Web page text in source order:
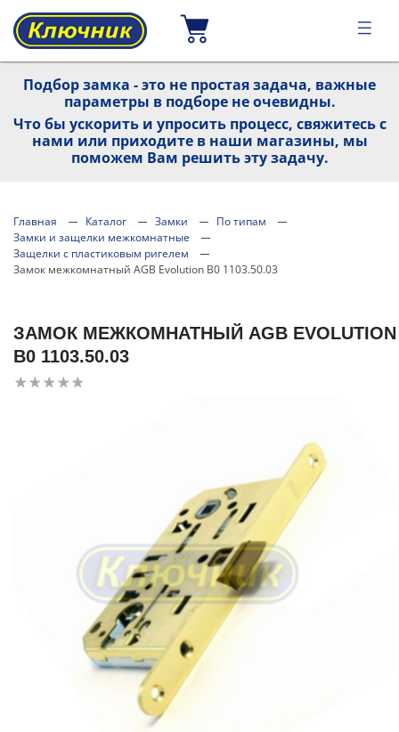
Подбор замка - это не простая задача, важные
параметры в подборе не очевидны.
Что бы ускорить и упросить процесс, свяжитесь с
нами или приходите в наши магазины, мы
поможем Вам решить эту задачу.
Главная Каталог Замки
По типам
Замки и защелки межкомнатные
Защелки с пластиковым ригелем
Замок межкомнатный AGB Evolution B0 1103.50.03
ЗАМОК МЕЖКОМНАТНЫЙ AGB EVOLUTION
B0 1103.50.03